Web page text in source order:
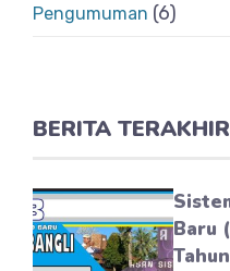
Pengumuman (6)
BERITA TERAKHIR
Baru